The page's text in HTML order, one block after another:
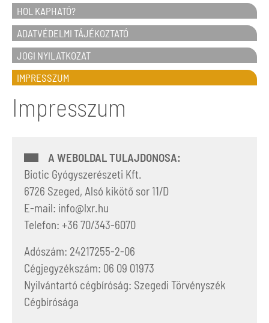
HOL KAPHATÓ?
ADATVÉDELMI TÁJÉKOZTATÓ
JOGI NYILATKOZAT
IMPRESSZUM
Impresszum
A WEBOLDAL TULAJDONOSA:
Biotic Gyógyszerészeti Kft.
6726 Szeged, Alsó kikötő sor 11/D
E-mail: info@lxr.hu
Telefon: +36 70/343-6070
Adószám: 24217255-2-06
Cégjegyzékszám: 06 09 01973
Nyilvántartó cégbíróság: Szegedi Törvényszék
Cégbírósága